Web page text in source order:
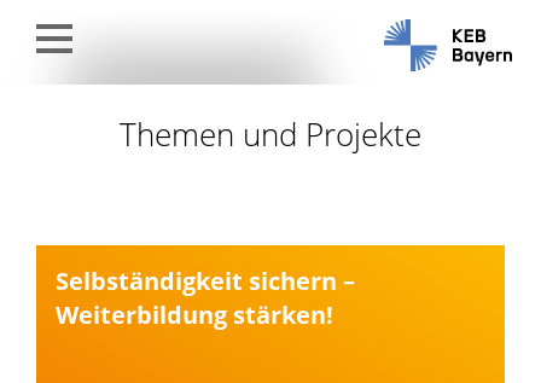
Themen und Projekte
Selbständigkeit sichern –
Weiterbildung stärken!